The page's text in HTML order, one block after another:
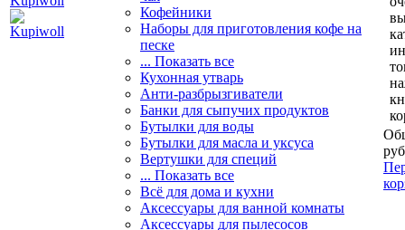
Кофейники
Наборы для приготовления кофе на
песке
... Показать все
Кухонная утварь
Анти-разбрызгиватели
Банки для сыпучих продуктов
Бутылки для воды
Бутылки для масла и уксуса
Вертушки для специй
... Показать все
Всё для дома и кухни
Аксессуары для ванной комнаты
Аксессуары для пылесосов